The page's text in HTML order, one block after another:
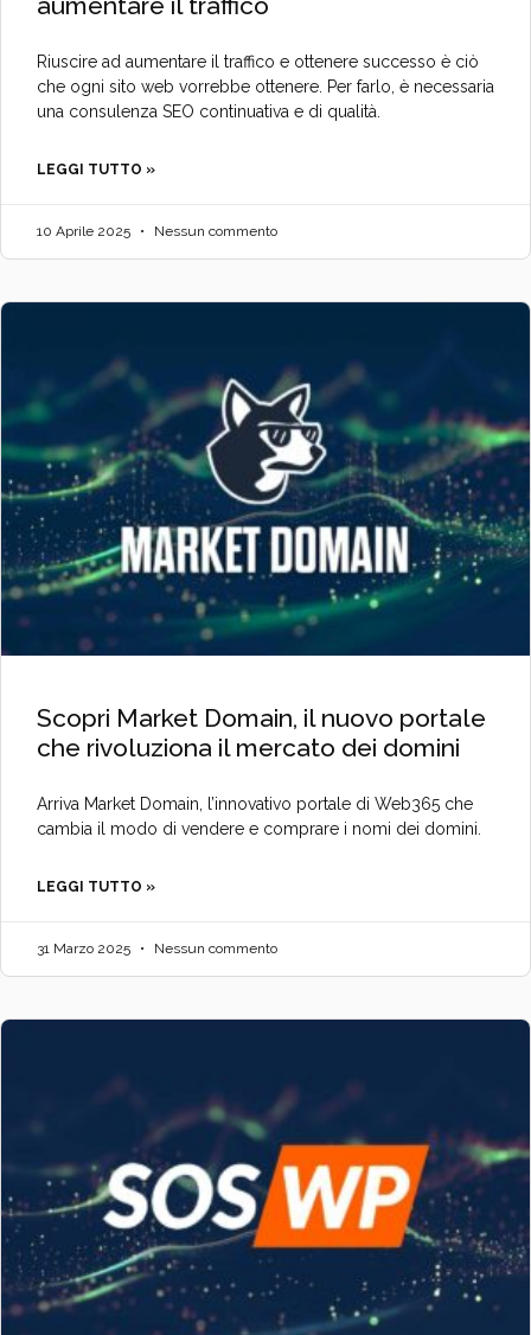
Riuscire ad aumentare il traffico e ottenere successo è ciò
che ogni sito web vorrebbe ottenere. Per farlo, è necessaria
una consulenza SEO continuativa e di qualità.
LEGGI TUTTO »
10 Aprile 2025 Nessun commento
Scopri Market Domain, il nuovo portale
che rivoluziona il mercato dei domini
Arriva Market Domain, l’innovativo portale di Web365 che
cambia il modo di vendere e comprare i nomi dei domini.
LEGGI TUTTO »
31 Marzo 2025 Nessun commento